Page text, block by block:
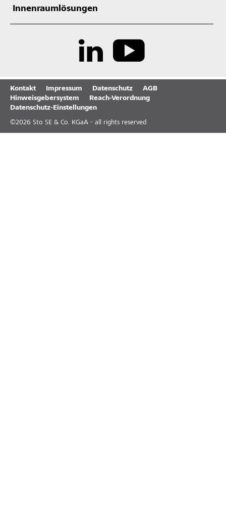
Innenraumlösungen
Kontakt Impressum Datenschutz
AGB
Hinweisgebersystem
Reach-Verordnung
Datenschutz-Einstellungen
©2026 Sto SE & Co. KGaA - all rights reserved